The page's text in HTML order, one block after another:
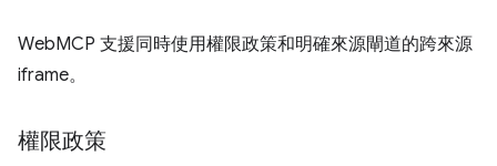
WebMCP 支援同時使用權限政策和明確來源閘道的跨來源
iframe。
權限政策